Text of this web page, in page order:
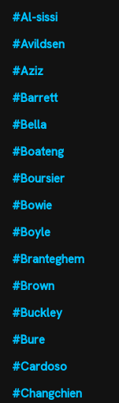
#Al-sissi
#Avildsen
#Aziz
#Barrett
#Bella
#Boateng
#Boursier
#Bowie
#Boyle
#Branteghem
#Brown
#Buckley
#Bure
#Cardoso
#Changchien